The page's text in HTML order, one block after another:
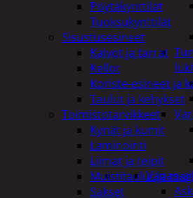
Vapaa-
Pöytäkynttilät
Tuoksukynttilät
Sisustusesineet
Kalvot ja tarrat
Kellot
Koriste-esineet ja
Taulut ja kehykset
Toimistotarvikkeet
Kynät ja kumit
Laminointi
Liimat ja teipit
Muistitaulut ja
Sakset